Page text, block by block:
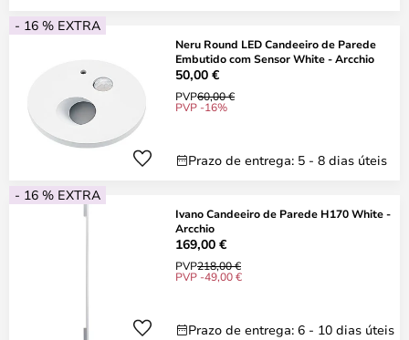
- 16 % EXTRA
Neru Round LED Candeeiro de Parede
Embutido com Sensor White - Arcchio
50,00 €
PVP60,00 €
PVP -16%
Prazo de entrega: 5 - 8 dias úteis
- 16 % EXTRA
Ivano Candeeiro de Parede H170 White -
Arcchio
169,00 €
PVP218,00 €
PVP -49,00 €
Prazo de entrega: 6 - 10 dias úteis